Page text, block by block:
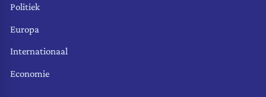
Politiek
Europa
Internationaal
Economie